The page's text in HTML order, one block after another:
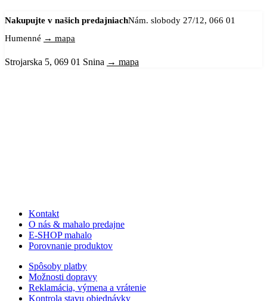
Nakupujte v našich predajniachNám. slobody 27/12, 066 01
Humenné → mapa
Strojarska 5, 069 01 Snina → mapa
Kontakt
O nás & mahalo predajne
E-SHOP mahalo
Porovnanie produktov
Spôsoby platby
Možnosti dopravy
Reklamácia, výmena a vrátenie
Kontrola stavu objednávky